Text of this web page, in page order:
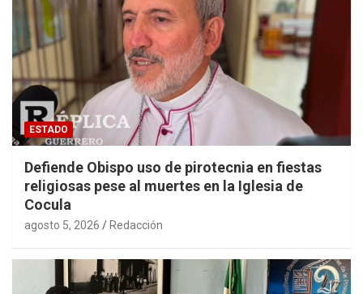
ESTADO
Defiende Obispo uso de pirotecnia en fiestas
religiosas pese al muertes en la Iglesia de
Cocula
agosto 5, 2026 Redacción